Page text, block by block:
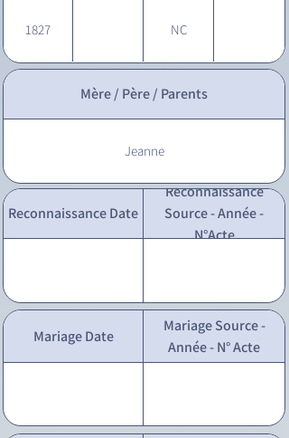
1827 NC
Mère / Père / Parents
Jeanne
Reconnaissance Date
Reconnaissance
Source - Année -
N°Acte
Mariage Date
Mariage Source -
Année - N° Acte